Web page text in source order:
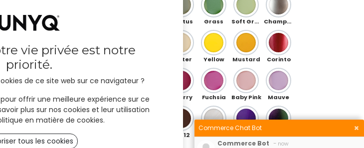
Sky Cactus Grass Soft Green Champagne
Moka Butter Yellow Mustard Corinto
Red Orange Peach Cherry Fuchsia Baby Pink Mauve
Ö 01 OB 12 Nacar (spécial) Violet (spécial) Iris Blue-Purple (spécial)
vie privée est notre
priorité.
de ce site web sur ce navigateur ?
offrir une meilleure expérience sur ce
plus sur nos cookies et leur utilisation
en matière de cookies.
tous les cookies
Commerce Chat Bot
Commerce Bot - now